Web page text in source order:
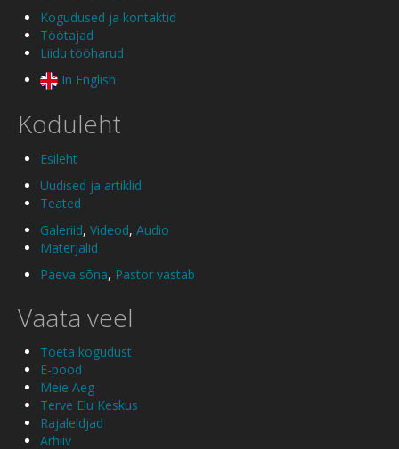
Kogudused ja kontaktid
Töötajad
Liidu tööharud
In English
Koduleht
Esileht
Uudised ja artiklid
Teated
Galeriid, Videod, Audio
Materjalid
Päeva sõna, Pastor vastab
Vaata veel
Toeta kogudust
E-pood
Meie Aeg
Terve Elu Keskus
Rajaleidjad
Arhiiv